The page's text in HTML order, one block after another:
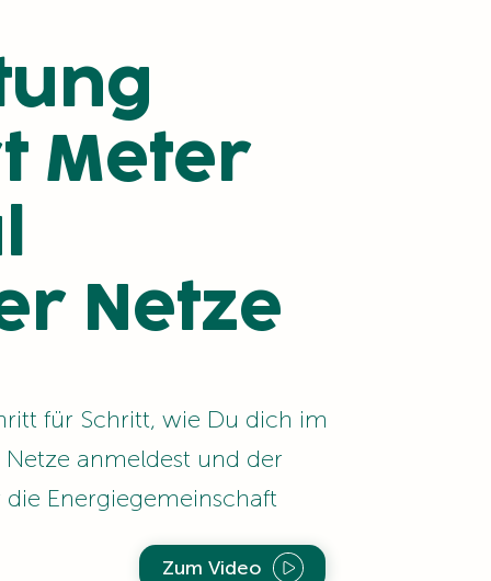
Meter
Netze
für Schritt, wie Du dich im
anmeldest und der
Energiegemeinschaft
Zum Video